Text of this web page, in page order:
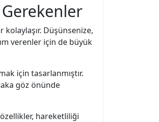
Düşünsenize,
verenler için de büyük
için tasarlanmıştır.
göz önünde
hareketliliği